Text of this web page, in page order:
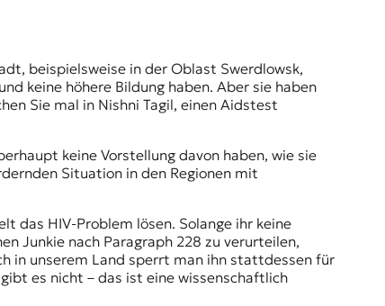
beispielsweise in der Oblast Swerdlowsk,
keine höhere Bildung haben. Aber sie haben
Sie mal in Nishni Tagil, einen Aidstest
keine Vorstellung davon haben, wie sie
Situation in den Regionen mit
das HIV-Problem lösen. Solange ihr keine
Junkie nach Paragraph 228 zu verurteilen,
in unserem Land sperrt man ihn stattdessen für
es nicht – das ist eine wissenschaftlich